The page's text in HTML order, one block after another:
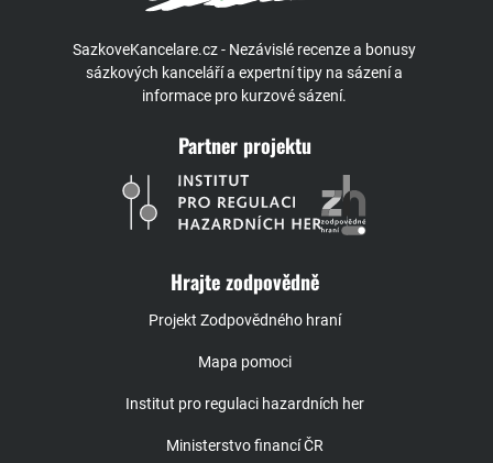
SazkoveKancelare.cz - Nezávislé recenze a bonusy
sázkových kanceláří a expertní tipy na sázení a
informace pro kurzové sázení.
Partner projektu
Hrajte zodpovědně
Projekt Zodpovědného hraní
Mapa pomoci
Institut pro regulaci hazardních her
Ministerstvo financí ČR